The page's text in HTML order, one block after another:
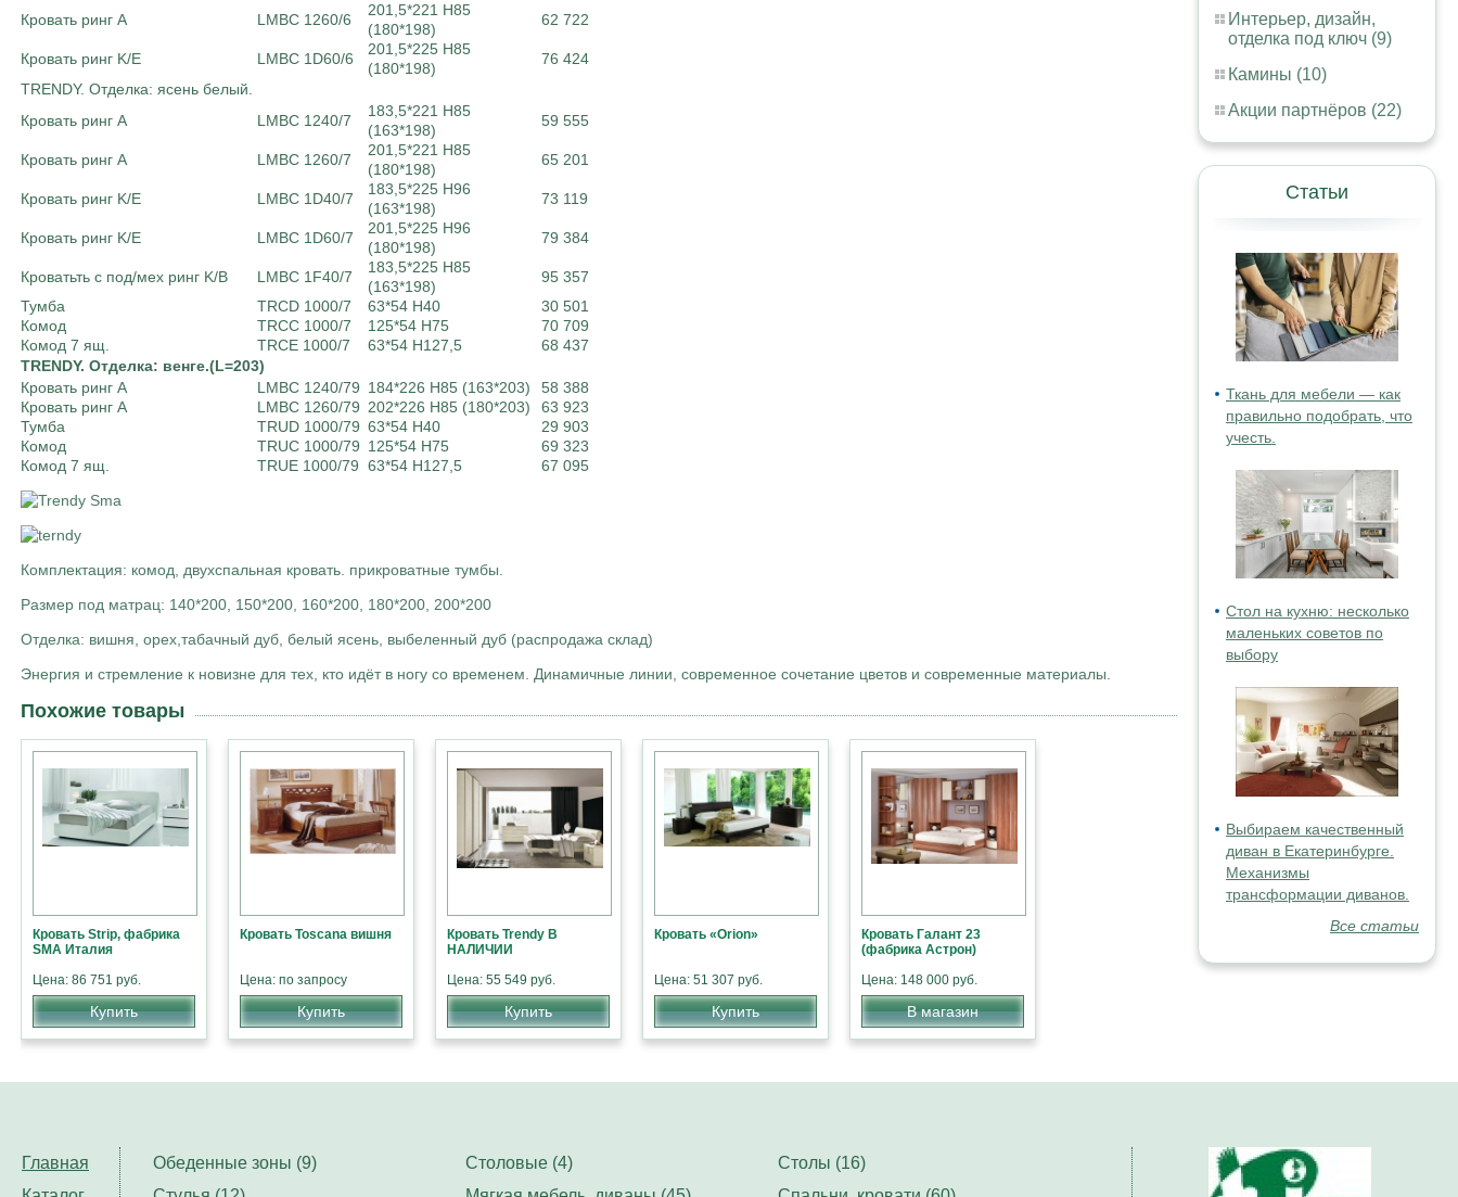
Интерьер, дизайн,
отделка под ключ (9)
Камины (10)
Акции партнёров (22)
Статьи
Ткань для мебели — как
правильно подобрать, что
учесть.
Стол на кухню: несколько
маленьких советов по
выбору
Выбираем качественный
диван в Екатеринбурге.
Механизмы
трансформации диванов.
Все статьи
Кровать ринг A
LMBC 1260/6
201,5*221 Н85
(180*198)
62 722
Кровать ринг K/E LMBC 1D60/6
201,5*225 Н85
(180*198)
76 424
TRENDY. Отделка: ясень белый.
Кровать ринг A
LMBC 1240/7
183,5*221 Н85
(163*198)
59 555
Кровать ринг A LMBC 1260/7
201,5*221 Н85
(180*198)
65 201
Кровать ринг K/E LMBC 1D40/7
183,5*225 Н96
(163*198)
73 119
Кровать ринг K/E LMBC 1D60/7
201,5*225 Н96
(180*198)
79 384
Кроватьть с под/мех ринг K/B LMBC 1F40/7
183,5*225 Н85
(163*198)
95 357
Тумба
TRCD 1000/7 63*54 H40
30 501
Комод
TRCC 1000/7 125*54 H75
70 709
Комод 7 ящ.
TRCE 1000/7 63*54 H127,5
68 437
TRENDY. Отделка: венге.(L=203)
Кровать ринг A
LMBC 1240/79 184*226 Н85 (163*203)
58 388
Кровать ринг A
LMBC 1260/79 202*226 Н85 (180*203)
63 923
Тумба
TRUD 1000/79 63*54 H40
29 903
Комод
TRUC 1000/79 125*54 H75
69 323
Комод 7 ящ.
TRUE 1000/79 63*54 H127,5 67 095
Комплектация: комод, двухспальная кровать. прикроватные тумбы.
Размер под матрац: 140*200, 150*200, 160*200, 180*200, 200*200
Отделка: вишня, орех,табачный дуб, белый ясень, выбеленный дуб (распродажа склад)
Энергия и стремление к новизне для тех, кто идёт в ногу со временем. Динамичные линии, современное сочетание цветов и современные материалы.
Похожие товары
Кровать Strip, фабрика
SMA Италия
Цена: 86 751 руб.
Купить
Кровать Toscana вишня
Цена: по запросу
Купить
Кровать Trendу В
НАЛИЧИИ
Цена: 55 549 руб.
Купить
Кровать «Orion»
Цена: 51 307 руб.
Купить
Кровать Галант 23
(фабрика Астрон)
Цена: 148 000 руб.
В магазин
Главная
Обеденные зоны (9) Столовые (4)
Столы (16)